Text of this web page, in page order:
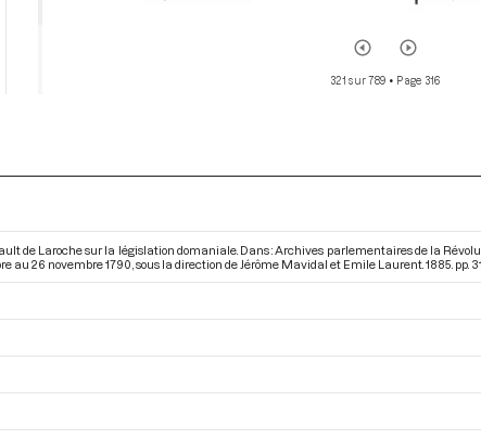
321 sur 789 • Page 316
de Laroche sur la législation domaniale. Dans : Archives parlementaires de la
au 26 novembre 1790 , sous la direction de Jérôme Mavidal et Emile Laurent. 1885. pp.